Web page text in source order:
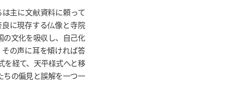
主に文献資料に頼って
に現存する仏像と寺院
の文化を吸収し、自己化
の声に耳を傾ければ答
を経て、天平様式へと移
ちの偏見と誤解を一つ一